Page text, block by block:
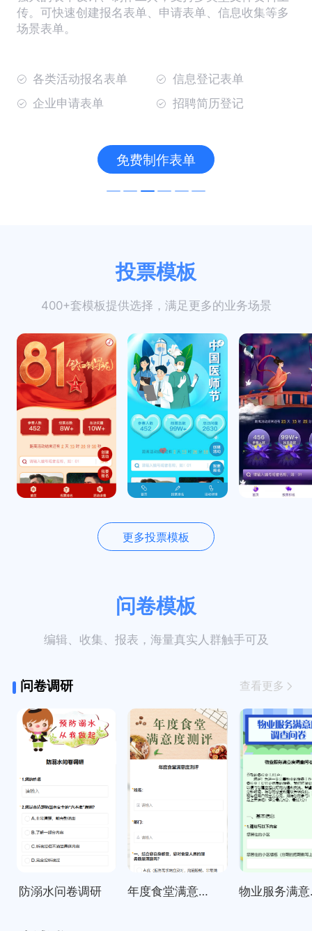
传。可快速创建报名表单、申请表单、信息收集等多
场景表单。
各类活动报名表单
信息登记表单
企业申请表单
招聘简历登记
免费制作表单
投票模板
400+套模板提供选择，满足更多的业务场景
更多投票模板
问卷模板
编辑、收集、报表，海量真实人群触手可及
问卷调研 查看更多
防溺水问卷调研 年度食堂满意度测评 物